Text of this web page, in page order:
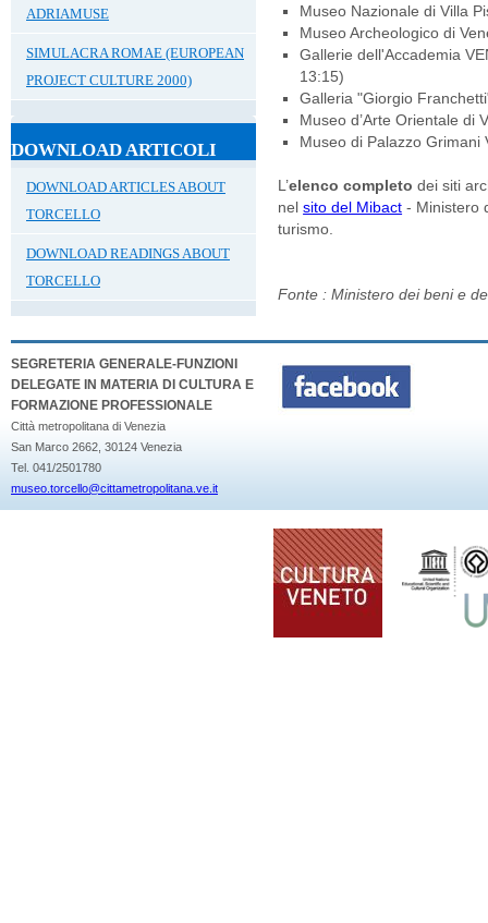
ADRIAMUSE
SIMULACRA ROMAE (EUROPEAN
PROJECT CULTURE 2000)
DOWNLOAD ARTICOLI
DOWNLOAD ARTICLES ABOUT
TORCELLO
DOWNLOAD READINGS ABOUT
TORCELLO
Museo Nazionale di Villa
Museo Archeologico di
Gallerie dell'Accademia
13:15)
Galleria "Giorgio
Museo d’Arte Orientale di
Museo di Palazzo
L’elenco completodei siti
nelsito del Mibact - Ministero
turismo.
Fonte : Ministero dei beni e
SEGRETERIA GENERALE-FUNZIONI
DELEGATE IN MATERIA DI CULTURA E
FORMAZIONE PROFESSIONALE
Città metropolitana di Venezia
San Marco 2662, 30124 Venezia
Tel. 041/2501780
museo.torcello@cittametropolitana.ve.it